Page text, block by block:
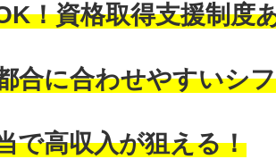
！資格取得支援制度
合に合わせやすいシ
で高収入が狙える！